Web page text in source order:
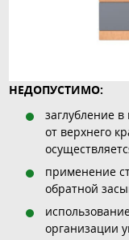
НЕДОПУСТИМО:
заглубление
от верхнего
применение
обратной
организации